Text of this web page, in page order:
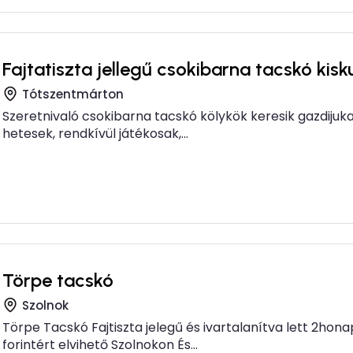
Fajtatiszta jellegű csokibarna tacskó
Tótszentmárton
Szeretnivaló csokibarna tacskó kölykök keresik
hetesek, rendkívül játékosak,...
Törpe tacskó
Szolnok
Törpe Tacskó Fajtiszta jelegű és ivartalanítva lett
forintért elvihető Szolnokon És...